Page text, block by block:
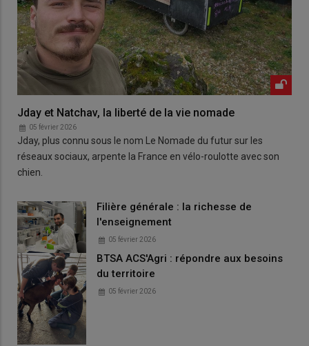
Jday et Natchav, la liberté de la vie nomade
05 février 2026
Jday, plus connu sous le nom Le Nomade du futur sur les
réseaux sociaux, arpente la France en vélo-roulotte avec son
chien.
Filière générale : la richesse de
l'enseignement
05 février 2026
BTSA ACS'Agri : répondre aux besoins
du territoire
05 février 2026